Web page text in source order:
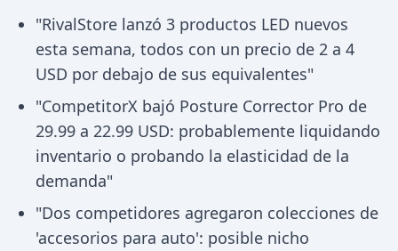
"RivalStore lanzó 3 productos LED nuevos
esta semana, todos con un precio de 2 a 4
USD por debajo de sus equivalentes"
"CompetitorX bajó Posture Corrector Pro de
29.99 a 22.99 USD: probablemente liquidando
inventario o probando la elasticidad de la
demanda"
"Dos competidores agregaron colecciones de
'accesorios para auto': posible nicho